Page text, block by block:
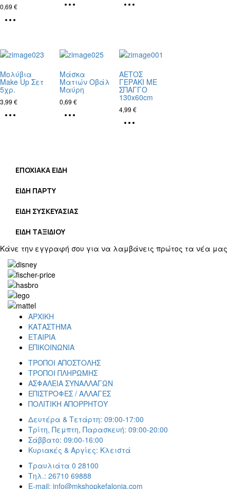
0,69 €
Μολύβια
Make Up Σετ
5χρ.
3,99 €
Μάσκα
Ματιών Οβάλ
Μαύρη
0,69 €
ΑΕΤΟΣ
ΓΕΡΑΚΙ ΜΕ
ΣΠΑΓΓΟ
130x60cm
4,99 €
ΕΠΟΧΙΑΚΑ ΕΙΔΗ
ΕΙΔΗ ΠΑΡΤΥ
ΕΙΔΗ ΣΥΣΚΕΥΑΣΙΑΣ
ΕΙΔΗ ΤΑΞΙΔΙΟΥ
Κάνε την εγγραφή σου για να λαμβάνεις πρώτος τα νέα μας
ΑΡΧΙΚΗ
ΚΑΤΑΣΤΗΜΑ
ΕΤΑΙΡΙΑ
ΕΠΙΚΟΙΝΩΝΙΑ
ΤΡΟΠΟΙ ΑΠΟΣΤΟΛΗΣ
ΤΡΟΠΟΙ ΠΛΗΡΩΜΗΣ
ΑΣΦΑΛΕΙΑ ΣΥΝΑΛΛΑΓΩΝ
ΕΠΙΣΤΡΟΦΕΣ / ΑΛΛΑΓΕΣ
ΠΟΛΙΤΙΚΗ ΑΠΟΡΡΗΤΟΥ
Δευτέρα & Τετάρτη: 09:00-17:00
Τρίτη, Πεμπτη, Παρασκευή: 09:00-20:00
Σάββατο: 09:00-16:00
Κυριακές & Αργίες: Κλειστά
Τραυλιάτα 0 28100
Τηλ.: 26710 69888
E-mail: info@mkshopkefalonia.com